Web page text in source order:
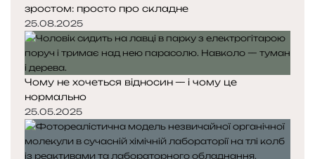
зростом: просто про складне
25.08.2025
Чому не хочеться відносин — і чому це
нормально
25.05.2025